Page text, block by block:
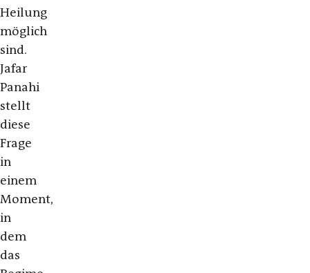
Heilung
möglich
sind.
Jafar
Panahi
stellt
diese
Frage
in
einem
Moment,
in
dem
das